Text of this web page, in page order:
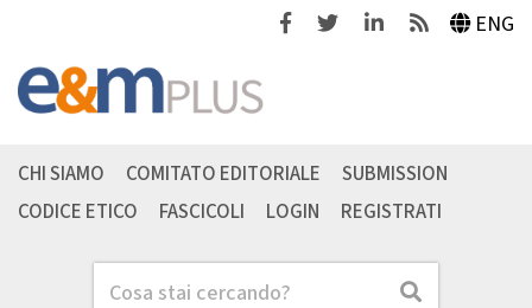
FacebookTwitterLinkedinFeeds ENG
Cerca
CHI SIAMO COMITATO EDITORIALE
SUBMISSION
CODICE ETICO
FASCICOLI LOGIN REGISTRATI